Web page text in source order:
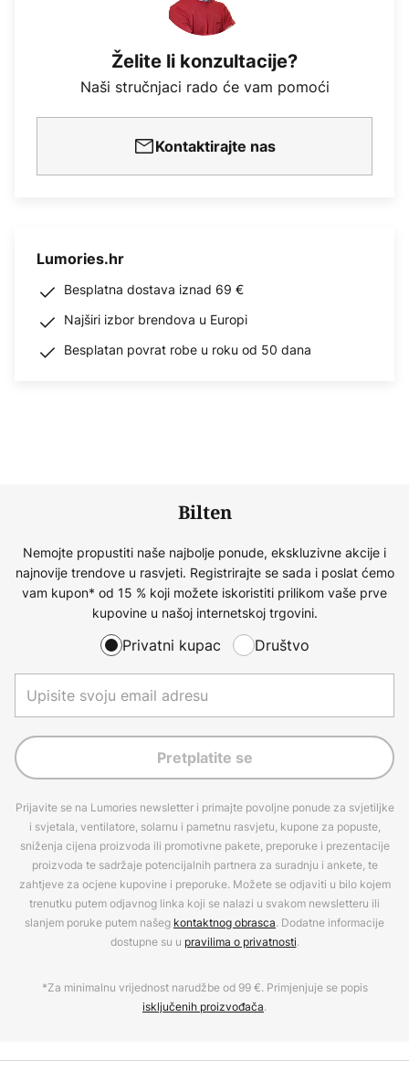
Želite li konzultacije?
Naši stručnjaci rado će vam pomoći
Kontaktirajte nas
Lumories.hr
Besplatna dostava iznad 69 €
Najširi izbor brendova u Europi
Besplatan povrat robe u roku od 50 dana
Bilten
Nemojte propustiti naše najbolje ponude, ekskluzivne akcije i
najnovije trendove u rasvjeti. Registrirajte se sada i poslat ćemo
vam kupon* od 15 % koji možete iskoristiti prilikom vaše prve
kupovine u našoj internetskoj trgovini.
Privatni kupac Društvo
Pretplatite se
Prijavite se na Lumories newsletter i primajte povoljne ponude za svjetiljke
i svjetala, ventilatore, solarnu i pametnu rasvjetu, kupone za popuste,
sniženja cijena proizvoda ili promotivne pakete, preporuke i prezentacije
proizvoda te sadržaje potencijalnih partnera za suradnju i ankete, te
zahtjeve za ocjene kupovine i preporuke. Možete se odjaviti u bilo kojem
trenutku putem odjavnog linka koji se nalazi u svakom newsletteru ili
slanjem poruke putem našeg kontaktnog obrasca. Dodatne informacije
dostupne su u pravilima o privatnosti.
*Za minimalnu vrijednost narudžbe od 99 €. Primjenjuje se popis
isključenih proizvođača.